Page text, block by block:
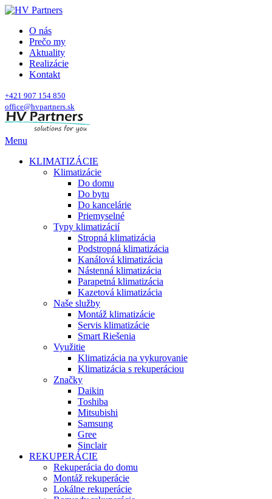
O nás
Prečo my
Aktuality
Realizácie
Kontakt
+421 907 154 850
office@hvpartners.sk
Menu
KLIMATIZÁCIE
Klimatizácie
Do domu
Do bytu
Do kancelárie
Priemyselné
Typy klimatizácií
Stropná klimatizácia
Podstropná klimatizácia
Kanálová klimatizácia
Nástenná klimatizácia
Parapetná klimatizácia
Kazetová klimatizácia
Naše služby
Montáž klimatizácie
Servis klimatizácie
Smart Riešenia
Využitie
Klimatizácia na vykurovanie
Klimatizácia s rekuperáciou
Značky
Daikin
Toshiba
Mitsubishi
Samsung
Gree
Sinclair
REKUPERÁCIE
Rekuperácia do domu
Montáž rekuperácie
Lokálne rekuperácie